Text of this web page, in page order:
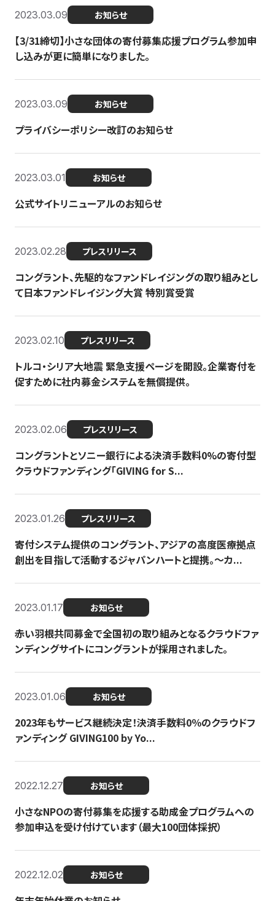
2023.03.09 お知らせ
【3/31締切】小さな団体の寄付募集応援プログラム参加申
し込みが更に簡単になりました。
2023.03.09 お知らせ
プライバシーポリシー改訂のお知らせ
2023.03.01 お知らせ
公式サイトリニューアルのお知らせ
2023.02.28 プレスリリース
コングラント、先駆的なファンドレイジングの取り組みとし
て日本ファンドレイジング大賞 特別賞受賞
2023.02.10 プレスリリース
トルコ・シリア大地震 緊急支援ページを開設。企業寄付を
促すために社内募金システムを無償提供。
2023.02.06 プレスリリース
コングラントとソニー銀行による決済手数料0%の寄付型
クラウドファンディング「GIVING for S...
2023.01.26 プレスリリース
寄付システム提供のコングラント、アジアの高度医療拠点
創出を目指して活動するジャパンハートと提携。〜カ...
2023.01.17 お知らせ
赤い羽根共同募金で全国初の取り組みとなるクラウドファ
ンディングサイトにコングラントが採用されました。
2023.01.06 お知らせ
2023年もサービス継続決定！決済手数料0％のクラウドフ
ァンディング GIVING100 by Yo...
2022.12.27 お知らせ
小さなNPOの寄付募集を応援する助成金プログラムへの
参加申込を受け付けています（最大100団体採択）
2022.12.02 お知らせ